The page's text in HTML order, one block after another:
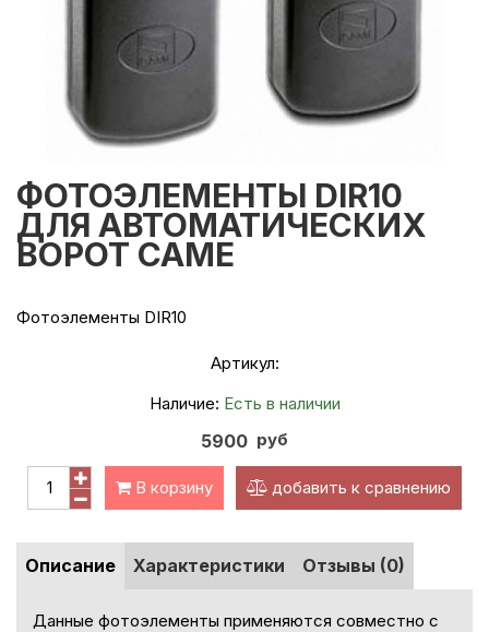
ФОТОЭЛЕМЕНТЫ DIR10
ДЛЯ АВТОМАТИЧЕСКИХ
ВОРОТ CAME
Фотоэлементы DIR10
Артикул:
Наличие: Есть в наличии
5900 руб
В корзину добавить к сравнению
Описание Характеристики Отзывы (0)
Данные фотоэлементы применяются совместно с